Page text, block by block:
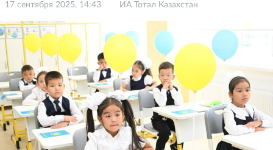
17 сентября 2025, 14:43 ИА Тотал Казахстан